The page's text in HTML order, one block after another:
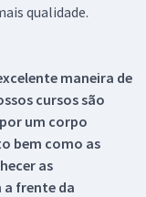
qualidade.
maneira de
cursos são
um corpo
bem como as
as
frente da